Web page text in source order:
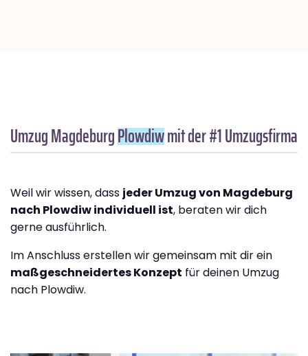
Umzug MagdeburgPlowdiwmit der #1 Umzugsfirma
Weil wir wissen, dass jeder Umzug von Magdeburg
nach Plowdiw individuell ist, beraten wir dich
gerne ausführlich.
Im Anschluss erstellen wir gemeinsam mit dir ein
maßgeschneidertes Konzept für deinen Umzug
nach Plowdiw.